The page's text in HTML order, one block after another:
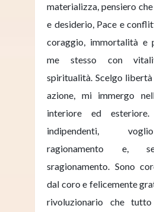
materializza, pensiero
e desiderio, Pace e
coraggio, immortalità e
me stesso con
spiritualità. Scelgo
azione, mi immergo
interiore ed
indipendenti,
ragionamento e,
sragionamento. Sono
dal coro e felicemente
rivoluzionario che